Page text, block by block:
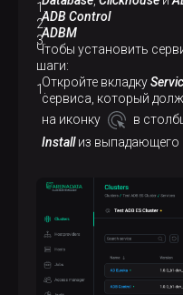
ADB Control
ADBM
Чтобы установить
шаги:
Откройте вкладку
сервиса, который
на иконку
в
Installиз выпадающего